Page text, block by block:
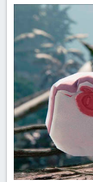
e
e